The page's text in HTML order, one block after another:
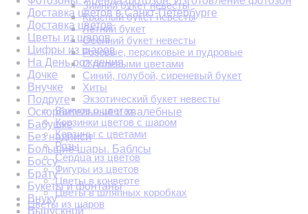
Зимний букет невесты
Красный букет невесты
Летний букет
Осенний букет невесты
Розовые, персиковые и пудровые
С полевыми цветами
Синий, голубой, сиреневый букет
Хиты
Экзотический букет невесты
Важное о цветах
Корзинки цветов с шаром
Корзины с цветами
Розы
Сердца из цветов
Фигуры из цветов
Цветы в конверте
Цветы в шляпных коробках
Цветы из шаров
Доставка цветов в Санкт-Петербурге
Доставка цветов
Цветы из шаров
Цифры из шаров
На День рождения
Дочке
Внучке
Подруге
Оскорбительные и хвалебные
Бабушке
Без надписи
Большие шары. Баблсы
Боссу
Брату
Букеты и фонтаны
Внуку
Выпускной